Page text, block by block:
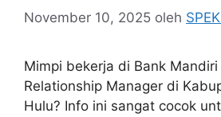
November 10, 2025 oleh
Mimpi bekerja di Bank
Relationship Manager di
Hulu? Info ini sangat cocok